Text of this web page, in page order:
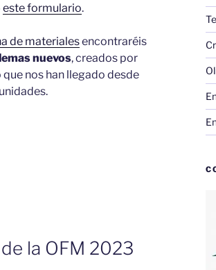
este formulario.
de materialesencontraréis
nuevos, creados por
nos han llegado desde
la OFM 2023